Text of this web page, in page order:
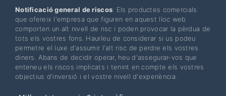
Notificació general de riscos: Els productes comercials
que ofereix l'empresa que figuren en aquest lloc web
comporten un alt nivell de risc i poden provocar la pèrdua de
tots els vostres fons. Hauríeu de considerar si us podeu
permetre el luxe d'assumir l'alt risc de perdre els vostres
diners. Abans de decidir operar, heu d'assegurar-vos que
enteneu els riscos implicats i tenint en compte els vostres
objectius d'inversió i el vostre nivell d'experiència.